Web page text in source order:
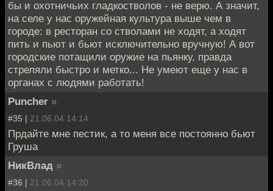
бы и охотничьих гладкостволов - не верю. А значит,
на селе у нас оружейная культура выше чем в
городе: в ресторан со стволами не ходят, а ходят
пить и пьют и бьют исключительно вручную! А вот
городские потащили оружие на пьянку, правда
стреляли быстро и метко... Не умеют еще у нас в
органах с людями работать!
Puncher »
#35 | 21.06.04 14:14
Прдайте мне пестик, а то меня все постоянно бьют
Груша
НикВлад »
#36 | 21.06.04 14:20